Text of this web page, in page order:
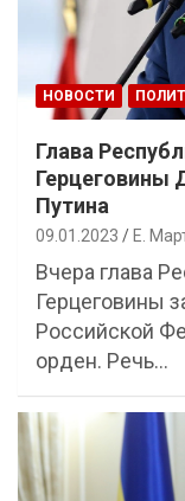
НОВОСТИ
Глава
Герцеговины
Путина
09.01.2023 Е.
Вчера глава
Герцеговины
Российской
орден. Речь…